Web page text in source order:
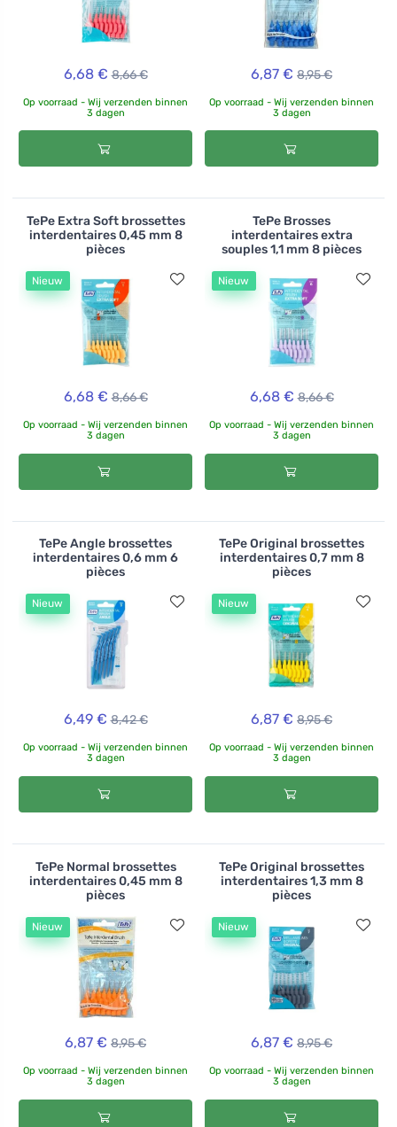
6,68 € 8,66 €
Op voorraad - Wij verzenden binnen
3 dagen
6,87 € 8,95 €
Op voorraad - Wij verzenden binnen
3 dagen
TePe Extra Soft brossettes
interdentaires 0,45 mm 8
pièces
Nieuw
6,68 € 8,66 €
Op voorraad - Wij verzenden binnen
3 dagen
TePe Brosses
interdentaires extra
souples 1,1 mm 8 pièces
Nieuw
6,68 € 8,66 €
Op voorraad - Wij verzenden binnen
3 dagen
TePe Angle brossettes
interdentaires 0,6 mm 6
pièces
Nieuw
6,49 € 8,42 €
Op voorraad - Wij verzenden binnen
3 dagen
TePe Original brossettes
interdentaires 0,7 mm 8
pièces
Nieuw
6,87 € 8,95 €
Op voorraad - Wij verzenden binnen
3 dagen
TePe Normal brossettes
interdentaires 0,45 mm 8
pièces
Nieuw
6,87 € 8,95 €
Op voorraad - Wij verzenden binnen
3 dagen
TePe Original brossettes
interdentaires 1,3 mm 8
pièces
Nieuw
6,87 € 8,95 €
Op voorraad - Wij verzenden binnen
3 dagen